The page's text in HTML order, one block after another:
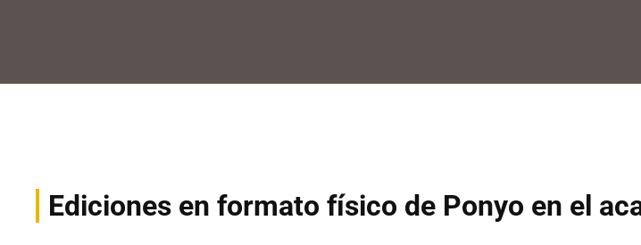
Ediciones en formato físico de Ponyo en el